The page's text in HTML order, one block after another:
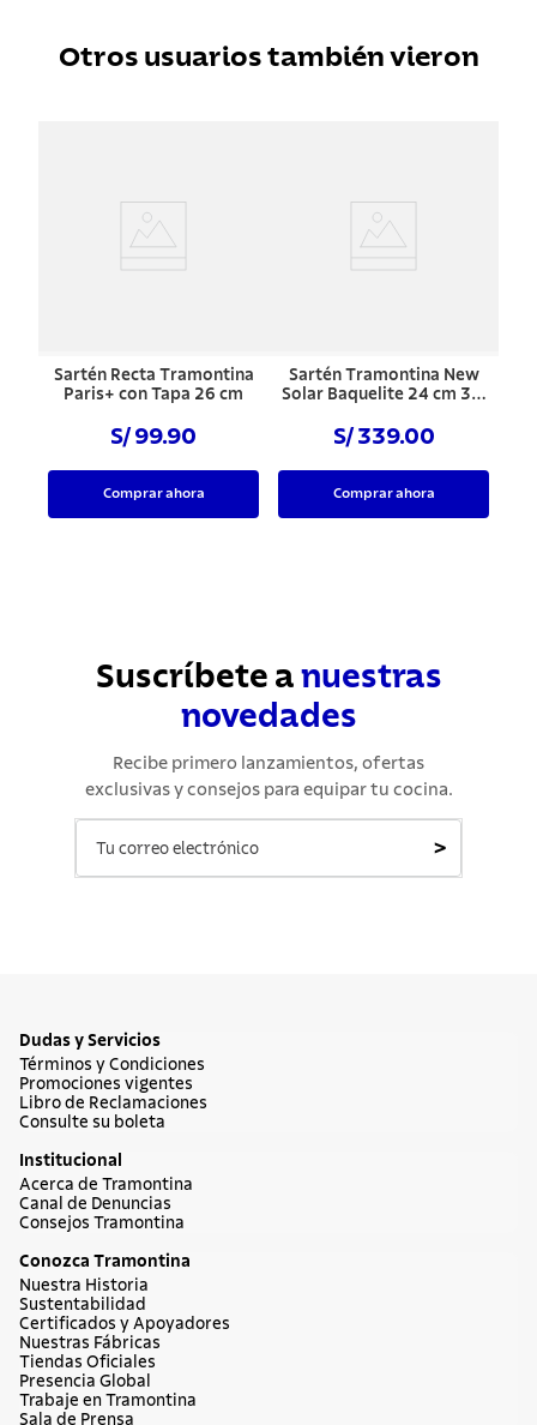
Otros usuarios también vieron
Sartén Recta Tramontina
Paris+ con Tapa 26 cm
S/ 99.90
Comprar ahora
Sartén Tramontina New
Solar Baquelite 24 cm 3.3
S/ 339.00
Comprar ahora
Suscríbete a nuestras
novedades
Recibe primero lanzamientos, ofertas
exclusivas y consejos para equipar tu cocina.
>
Dudas y Servicios
Términos y Condiciones
Promociones vigentes
Libro de Reclamaciones
Consulte su boleta
Institucional
Acerca de Tramontina
Canal de Denuncias
Consejos Tramontina
Conozca Tramontina
Nuestra Historia
Sustentabilidad
Certificados y Apoyadores
Nuestras Fábricas
Tiendas Oficiales
Presencia Global
Trabaje en Tramontina
Sala de Prensa